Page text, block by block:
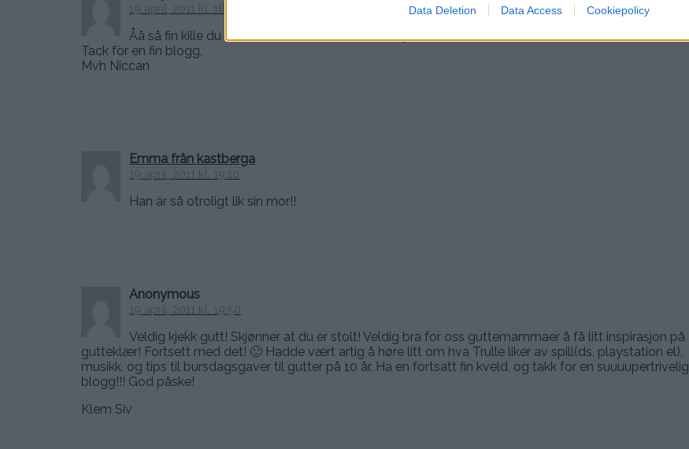
Data Deletion Data Access Cookiepolicy
19 april, 2011 kl. 18:34
Åå så fin kille du har, dina andra barn är oxå fina, ja han är lik sin mamma,
Tack för en fin blogg,
Mvh Niccan
Emma från kastberga
19 april, 2011 kl. 19:10
Han är så otroligt lik sin mor!!
Anonymous
19 april, 2011 kl. 19:50
Veldig kjekk gutt! Skjønner at du er stolt! Veldig bra for oss guttemammaer å få litt inspirasjon på
gutteklær! Fortsett med det! 🙂 Hadde vært artig å høre litt om hva Trulle liker av spill(ds, playstation el),
musikk, og tips til bursdagsgaver til gutter på 10 år. Ha en fortsatt fin kveld, og takk for en suuuupertrivelig
blogg!!! God påske!
Klem Siv